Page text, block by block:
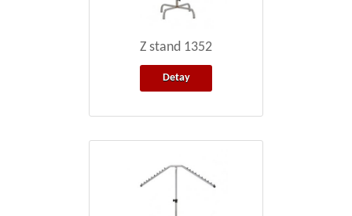
Z stand 1352
Detay